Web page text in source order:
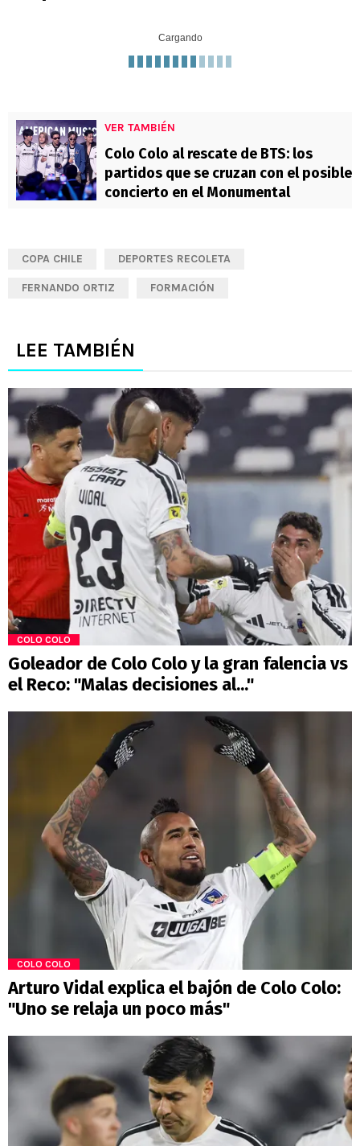
Cargando
VER TAMBIÉN
Colo Colo al rescate de BTS: los
partidos que se cruzan con el posible
concierto en el Monumental
COPA CHILE DEPORTES RECOLETA
FERNANDO ORTIZ FORMACIÓN
LEE TAMBIÉN
COLO COLO
Goleador de Colo Colo y la gran falencia vs
el Reco: "Malas decisiones al..."
COLO COLO
Arturo Vidal explica el bajón de Colo Colo:
"Uno se relaja un poco más"